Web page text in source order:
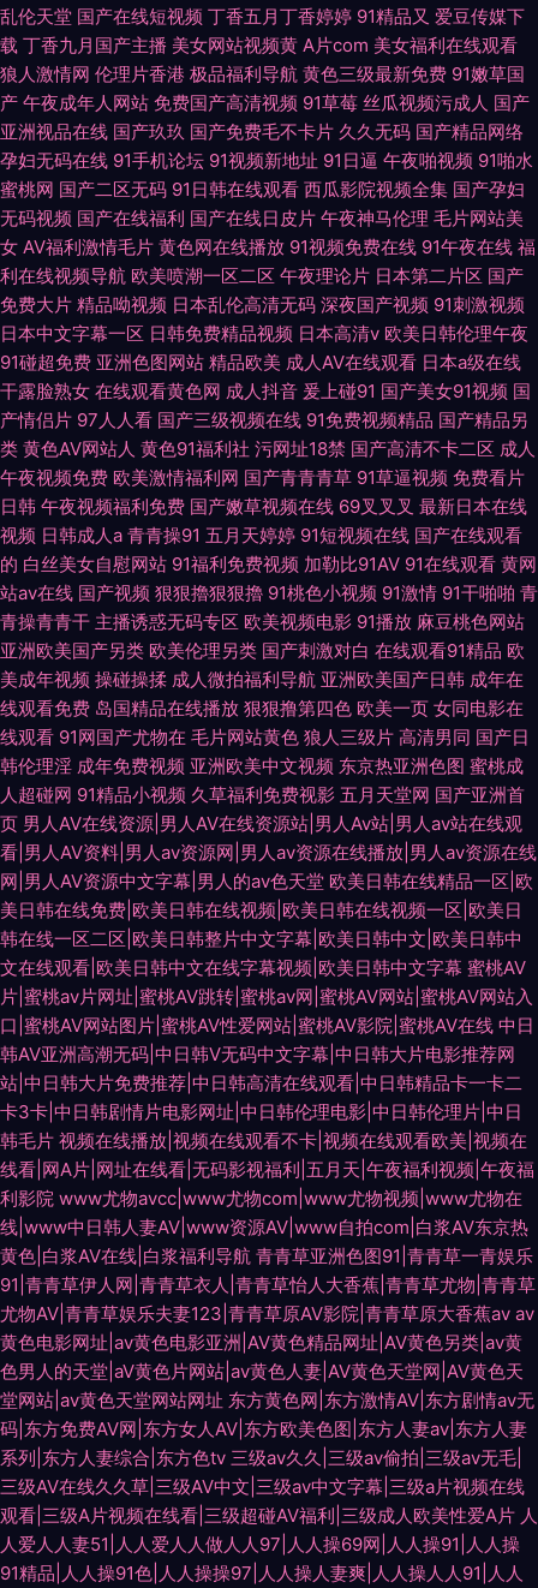
乱伦天堂 国产在线短视频 丁香五月丁香婷婷 91精品又 爱豆传媒下
载 丁香九月国产主播 美女网站视频黄 A片com 美女福利在线观看
狼人激情网 伦理片香港 极品福利导航 黄色三级最新免费 91嫩草国
产 午夜成年人网站 免费国产高清视频 91草莓 丝瓜视频污成人 国产
亚洲视品在线 国产玖玖 国产免费毛不卡片 久久无码 国产精品网络
孕妇无码在线 91手机论坛 91视频新地址 91日逼 午夜啪视频 91啪水
蜜桃网 国产二区无码 91日韩在线观看 西瓜影院视频全集 国产孕妇
无码视频 国产在线福利 国产在线日皮片 午夜神马伦理 毛片网站美
女 AV福利激情毛片 黄色网在线播放 91视频免费在线 91午夜在线 福
利在线视频导航 欧美喷潮一区二区 午夜理论片 日本第二片区 国产
免费大片 精品呦视频 日本乱伦高清无码 深夜国产视频 91刺激视频
日本中文字幕一区 日韩免费精品视频 日本高清v 欧美日韩伦理午夜
91碰超免费 亚洲色图网站 精品欧美 成人AV在线观看 日本a级在线
干露脸熟女 在线观看黄色网 成人抖音 爰上碰91 国产美女91视频 国
产情侣片 97人人看 国产三级视频在线 91免费视频精品 国产精品另
类 黄色AV网站人 黄色91福利社 污网址18禁 国产高清不卡二区 成人
午夜视频免费 欧美激情福利网 国产青青青草 91草逼视频 免费看片
日韩 午夜视频福利免费 国产嫩草视频在线 69叉叉叉 最新日本在线
视频 日韩成人a 青青操91 五月天婷婷 91短视频在线 国产在线观看
的 白丝美女自慰网站 91福利免费视频 加勒比91AV 91在线观看 黄网
站av在线 国产视频 狠狠擼狠狠擼 91桃色小视频 91激情 91干啪啪 青
青操青青干 主播诱惑无码专区 欧美视频电影 91播放 麻豆桃色网站
亚洲欧美国产另类 欧美伦理另类 国产刺激对白 在线观看91精品 欧
美成年视频 操碰操揉 成人微拍福利导航 亚洲欧美国产日韩 成年在
线观看免费 岛国精品在线播放 狠狠撸第四色 欧美一页 女同电影在
线观看 91网国产尤物在 毛片网站黄色 狼人三级片 高清男同 国产日
韩伦理淫 成年免费视频 亚洲欧美中文视频 东京热亚洲色图 蜜桃成
人超碰网 91精品小视频 久草福利免费视影 五月天堂网 国产亚洲首
页 男人AV在线资源|男人AV在线资源站|男人Av站|男人av站在线观
看|男人AV资料|男人av资源网|男人av资源在线播放|男人av资源在线
网|男人AV资源中文字幕|男人的av色天堂 欧美日韩在线精品一区|欧
美日韩在线免费|欧美日韩在线视频|欧美日韩在线视频一区|欧美日
韩在线一区二区|欧美日韩整片中文字幕|欧美日韩中文|欧美日韩中
文在线观看|欧美日韩中文在线字幕视频|欧美日韩中文字幕 蜜桃AV
片|蜜桃av片网址|蜜桃AV跳转|蜜桃av网|蜜桃AV网站|蜜桃AV网站入
口|蜜桃AV网站图片|蜜桃AV性爱网站|蜜桃AV影院|蜜桃AV在线 中日
韩AV亚洲高潮无码|中日韩V无码中文字幕|中日韩大片电影推荐网
站|中日韩大片免费推荐|中日韩高清在线观看|中日韩精品卡一卡二
卡3卡|中日韩剧情片电影网址|中日韩伦理电影|中日韩伦理片|中日
韩毛片 视频在线播放|视频在线观看不卡|视频在线观看欧美|视频在
线看|网A片|网址在线看|无码影视福利|五月天|午夜福利视频|午夜福
利影院 www尤物avcc|www尤物com|www尤物视频|www尤物在
线|www中日韩人妻AV|www资源AV|www自拍com|白浆AV东京热
黄色|白浆AV在线|白浆福利导航 青青草亚洲色图91|青青草一青娱乐
91|青青草伊人网|青青草衣人|青青草怡人大香蕉|青青草尤物|青青草
尤物AV|青青草娱乐夫妻123|青青草原AV影院|青青草原大香蕉av av
黄色电影网址|av黄色电影亚洲|AV黄色精品网址|AV黄色另类|av黄
色男人的天堂|aV黄色片网站|av黄色人妻|AV黄色天堂网|AV黄色天
堂网站|av黄色天堂网站网址 东方黄色网|东方激情AV|东方剧情av无
码|东方免费AV网|东方女人AV|东方欧美色图|东方人妻av|东方人妻
系列|东方人妻综合|东方色tv 三级av久久|三级av偷拍|三级av无毛|
三级AV在线久久草|三级AV中文|三级av中文字幕|三级a片视频在线
观看|三级A片视频在线看|三级超碰AV福利|三级成人欧美性爱A片 人
人爱人人妻51|人人爱人人做人人97|人人操69网|人人操91|人人操
91精品|人人操91色|人人操操97|人人操人妻爽|人人操人人91|人人